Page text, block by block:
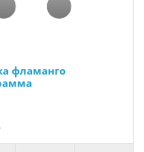
фламанго